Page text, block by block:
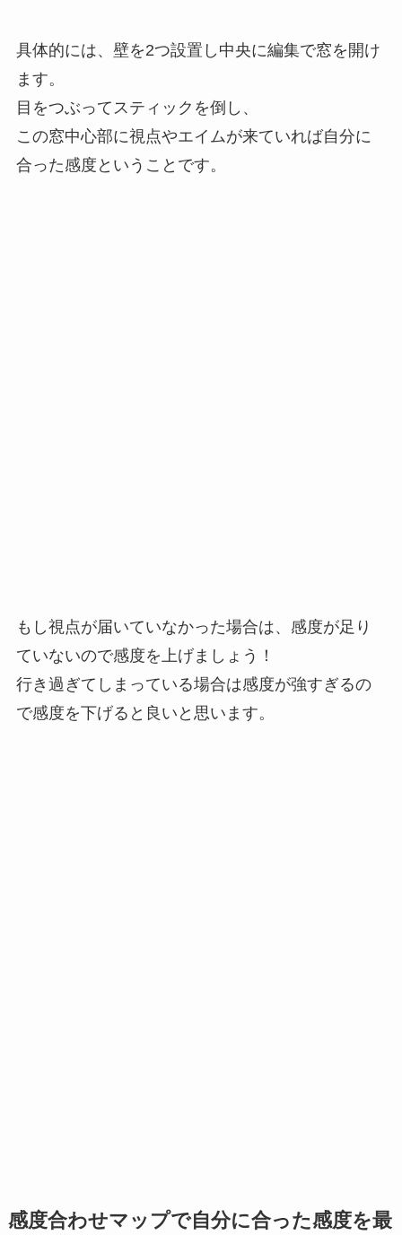
具体的には、壁を2つ設置し中央に編集で窓を開け
ます。
目をつぶってスティックを倒し、
この窓中心部に視点やエイムが来ていれば自分に
合った感度 ということです。
もし視点が届いていなかった場合は、感度が足り
ていないので感度を上げましょう！
行き過ぎてしまっている場合は感度が強すぎるの
で感度を下げると良いと思います。
感度合わせマップで自分に合った感度を最